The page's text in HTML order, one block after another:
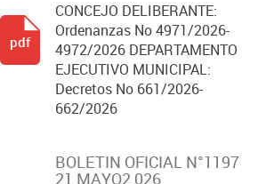
CONCEJO DELIBERANTE:
Ordenanzas No 4971/2026-
4972/2026 DEPARTAMENTO
EJECUTIVO MUNICIPAL:
Decretos No 661/2026-
662/2026
pdf
BOLETIN OFICIAL N°1197
21 MAYO2 026